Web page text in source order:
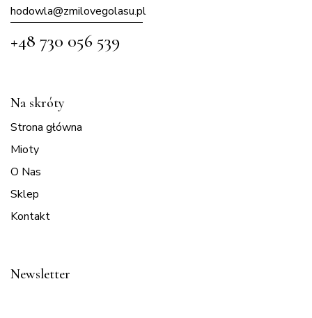
hodowla@zmilovegolasu.pl
+48 730 056 539
Na skróty
Strona główna
Mioty
O Nas
Sklep
Kontakt
Newsletter